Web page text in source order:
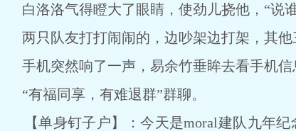
白洛洛气得瞪大了眼睛，使劲儿挠他，“说
两只队友打打闹闹的，边吵架边打架，其他
手机突然响了一声，易余竹垂眸去看手机信
“有福同享，有难退群”群聊。
【单身钉子户】：今天是moral建队九年纪